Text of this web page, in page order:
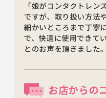
「娘がコンタクトレン
ですが、取り扱い方法
細かいところまで丁寧
で、快適に使用できて
とのお声を頂きました。
お店からの